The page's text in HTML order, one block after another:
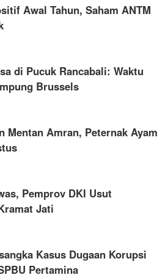
Awal Tahun, Saham ANTM
di Pucuk Rancabali: Waktu
Brussels
Mentan Amran, Peternak Ayam
Pemprov DKI Usut
Jati
Kasus Dugaan Korupsi
Pertamina